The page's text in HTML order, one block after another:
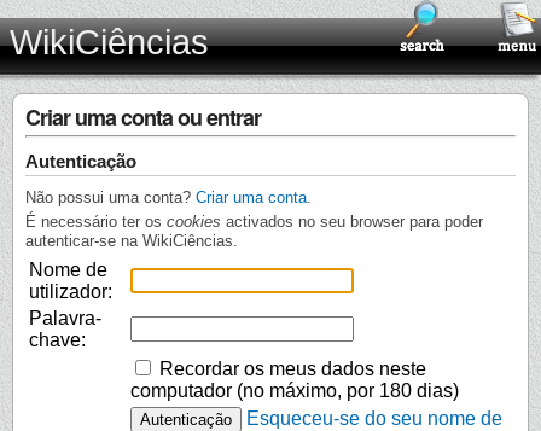
WikiCiências
Criar uma conta ou entrar
Autenticação
Não possui uma conta? Criar uma conta
É necessário ter os cookies activados no seu browser para poder
autenticar-se na WikiCiências.
Nome de
utilizador:
Palavra-
chave:
Recordar os meus dados neste
computador (no máximo, por 180 dias)
Esqueceu-se do seu nome de